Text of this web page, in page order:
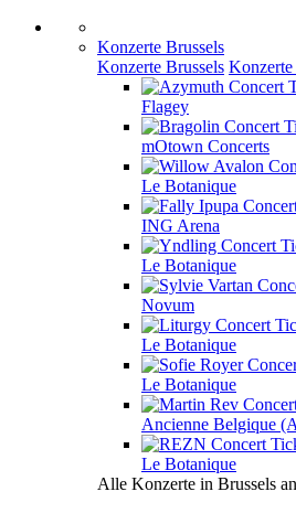
Konzerte Brussels
Konzerte Brussels Konzerte
Flagey
mOtown Concerts
Le Botanique
ING Arena
Le Botanique
Novum
Le Botanique
Le Botanique
Ancienne Belgique
Le Botanique
Alle Konzerte in Brussels